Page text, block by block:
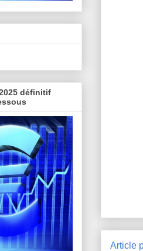
Article
définitif